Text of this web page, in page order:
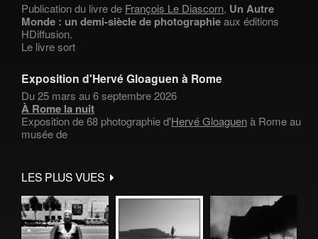
Publication du livre de François Le Diascorn, Un Autre
Monde : un demi-siècle de photographieaux éditions
HDiffusion.
Le livre sort
Exposition d'Hervé Gloaguen à Rome
Du 25 mars au 6 septembre 2026
À Rome la nuit
Exposition de 68 photographie d'Hervé Gloaguenà Rome au
musée de
LES PLUS VUES